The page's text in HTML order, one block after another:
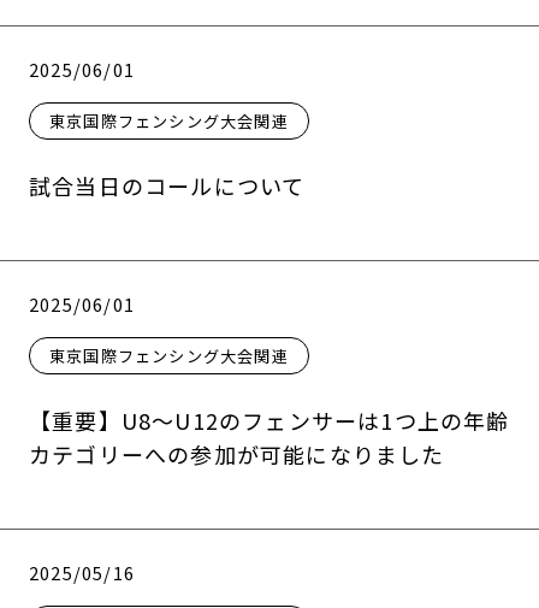
2025/06/01
東京国際フェンシング大会関連
試合当日のコールについて
2025/06/01
東京国際フェンシング大会関連
【重要】U8〜U12のフェンサーは1つ上の年齢
カテゴリーへの参加が可能になりました
2025/05/16